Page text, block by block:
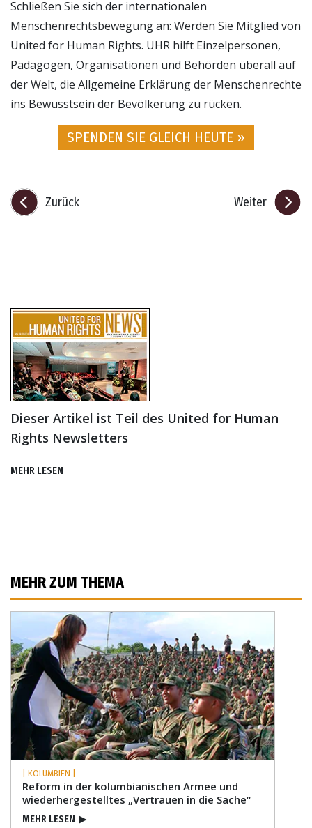
Schließen Sie sich der internationalen
Menschenrechtsbewegung an: Werden Sie Mitglied von
United for Human Rights. UHR hilft Einzelpersonen,
Pädagogen, Organisationen und Behörden überall auf
der Welt, die Allgemeine Erklärung der Menschenrechte
ins Bewusstsein der Bevölkerung zu rücken.
SPENDEN SIE GLEICH HEUTE »
Zurück Weiter
Dieser Artikel ist Teil des United for Human
Rights Newsletters
MEHR LESEN
MEHR ZUM THEMA
| KOLUMBIEN |
Reform in der kolumbianischen Armee und
wiederhergestelltes „Vertrauen in die Sache“
MEHR LESEN ▶